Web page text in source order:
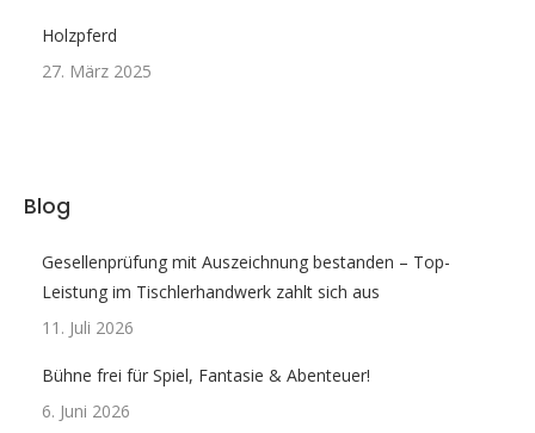
Holzpferd
27. März 2025
Blog
Gesellenprüfung mit Auszeichnung bestanden – Top-
Leistung im Tischlerhandwerk zahlt sich aus
11. Juli 2026
Bühne frei für Spiel, Fantasie & Abenteuer!
6. Juni 2026